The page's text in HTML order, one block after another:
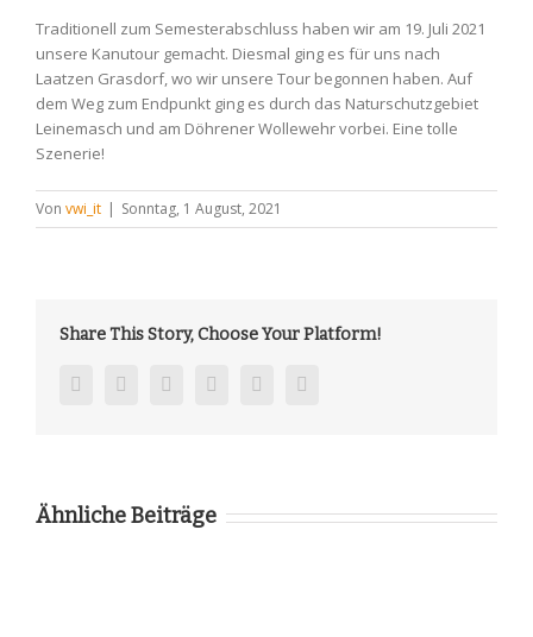
Traditionell zum Semesterabschluss haben wir am 19. Juli 2021
unsere Kanutour gemacht. Diesmal ging es für uns nach
Laatzen Grasdorf, wo wir unsere Tour begonnen haben. Auf
dem Weg zum Endpunkt ging es durch das Naturschutzgebiet
Leinemasch und am Döhrener Wollewehr vorbei. Eine tolle
Szenerie!
Von vwi_it | Sonntag, 1 August, 2021
Share This Story, Choose Your Platform!
facebooktwitter linkedin reddit pinterest
Ähnliche Beiträge